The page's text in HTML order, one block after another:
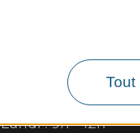
Tout
05 65 69 85 72
Horaires
Lundi : 9h - 12h